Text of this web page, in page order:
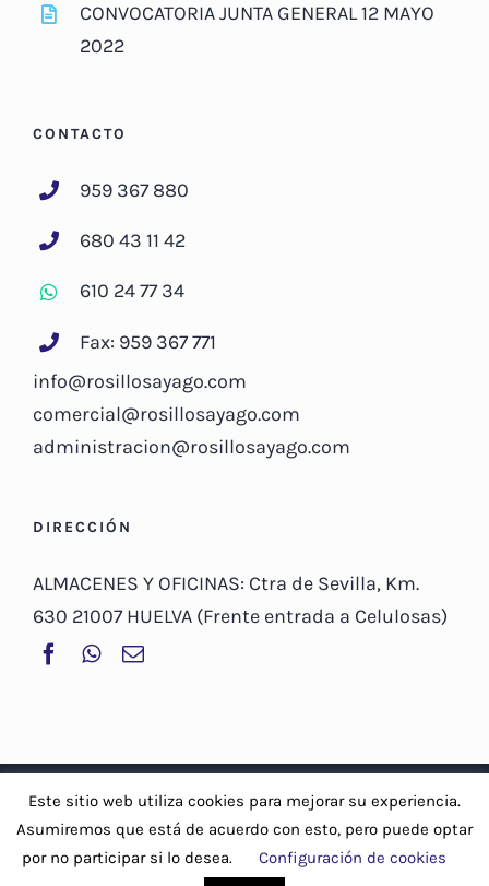
CONVOCATORIA JUNTA GENERAL 12 MAYO
2022
CONTACTO
959 367 880
680 43 11 42
610 24 77 34
Fax: 959 367 771
info@rosillosayago.com
comercial@rosillosayago.com
administracion@rosillosayago.com
DIRECCIÓN
ALMACENES Y OFICINAS: Ctra de Sevilla, Km.
630 21007 HUELVA (Frente entrada a Celulosas)
© Copyright 2019 -2026 | Rosillo Sayago, S.A |Aviso Legal y
Política de privacidad
- Política de cookies
FacebookWhatsApp
Correo
Este sitio web utiliza cookies para mejorar su experiencia.
Asumiremos que está de acuerdo con esto, pero puede optar
por no participar si lo desea.
Configuración de cookies